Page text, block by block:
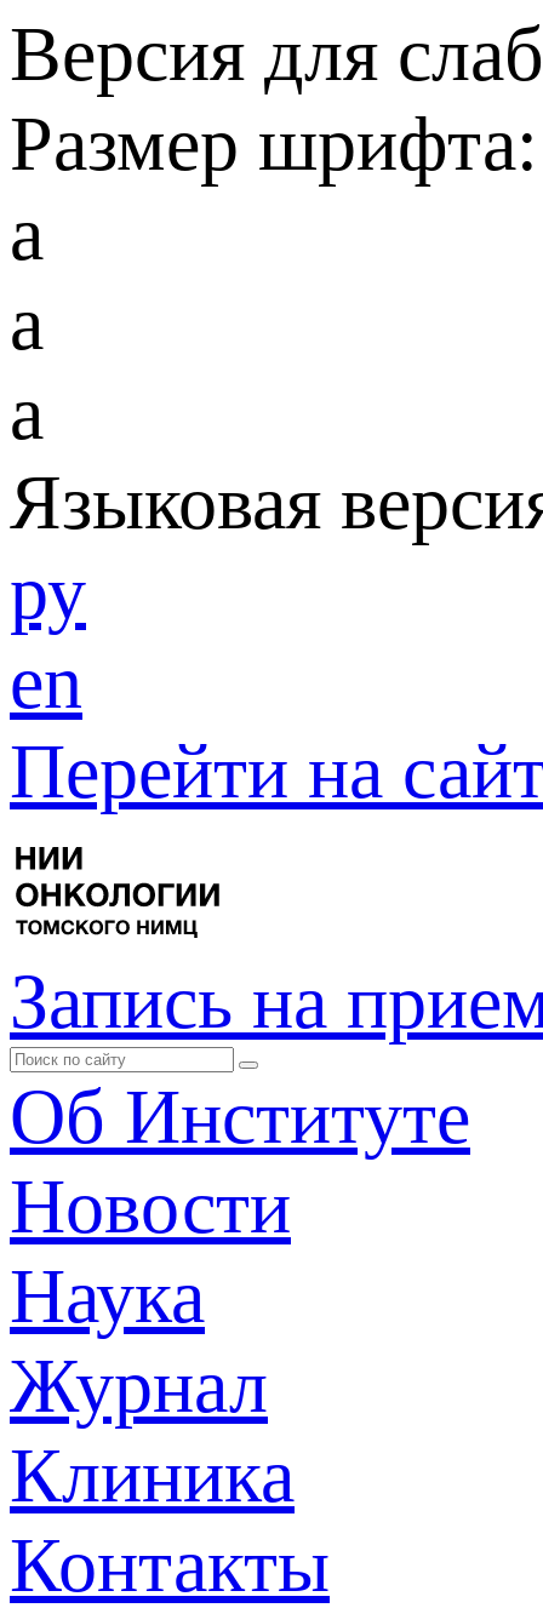
Версия для
Размер шрифта:
a
a
a
Языковая
ру
en
Перейти на
Запись на
Об Институте
Новости
Наука
Журнал
Клиника
Контакты